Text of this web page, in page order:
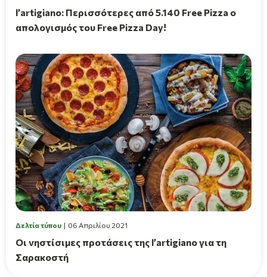
l’artigiano: Περισσότερες από 5.140 Free Pizza ο
απολογισμός του Free Pizza Day!
Δελτία τύπου 06 Απριλίου 2021
Οι νηστίσιμες προτάσεις της l’artigiano για τη
Σαρακοστή